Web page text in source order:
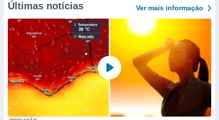
Últimas notícias Ver mais informaçāo